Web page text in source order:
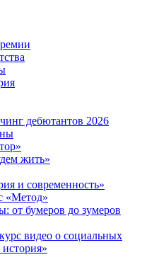
дебютантов 2026
жить»
и современность»
«Метод»
от бумеров до зумеров
видео о социальных